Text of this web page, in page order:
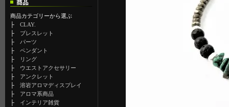
商品カテゴリーから選ぶ
├ CLAY.
├ ブレスレット
├ パーツ
├ ペンダント
├
リング
├ ウエストアクセサリー
├ アンクレット
├ 溶岩アロマディスプレイ
├ アロマ系商品
├ インテリア雑貨